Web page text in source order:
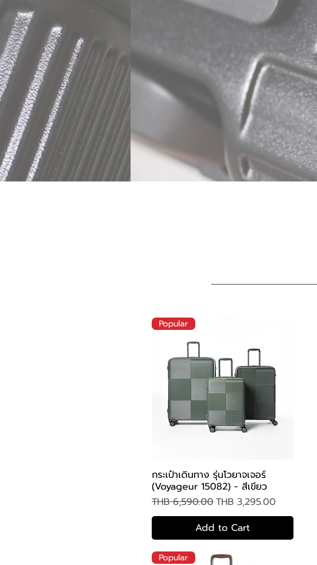
Quick View
Popular
กระเป๋าเดินทาง รุ่นโวยาจเจอร์
(Voyageur 15082) - สีเขียว
Regular Price
THB 6,590.00Sale Price
THB 3,295.00
Add to Cart
Popular